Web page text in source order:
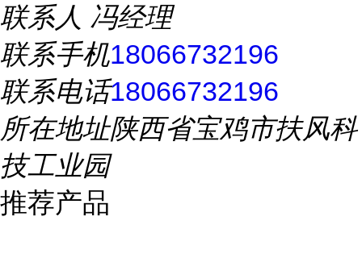
联系人 冯经理
联系手机18066732196
联系电话18066732196
所在地址陕西省宝鸡市扶风科
技工业园
推荐产品